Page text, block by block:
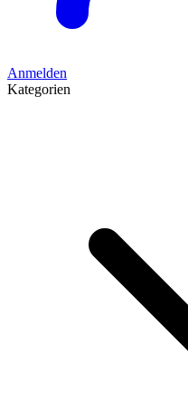
Anmelden
Kategorien